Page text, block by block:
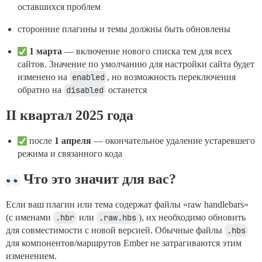
оставшихся проблем
сторонние плагины и темы должны быть обновлены
1 марта — включение нового списка тем для всех
сайтов. Значение по умолчанию для настройки сайта будет
изменено на enabled , но возможность переключения
обратно на disabled останется
II квартал 2025 года
после 1 апреля — окончательное удаление устаревшего
режима и связанного кода
Что это значит для вас?
Если ваш плагин или тема содержат файлы «raw handlebars»
(с именами
.hbr или .raw.hbs ), их необходимо обновить
для совместимости с новой версией. Обычные файлы
.hbs
для компонентов/маршрутов Ember не затрагиваются этим
изменением.